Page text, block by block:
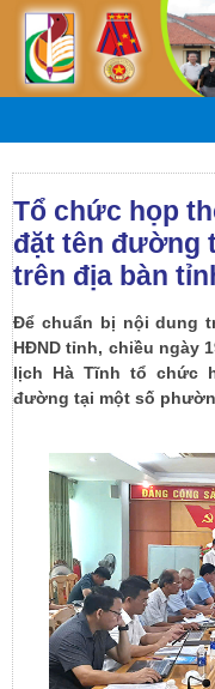
Tổ chức họp
đặt tên đường
trên địa bàn
Để chuẩn bị nội dung
HĐND tỉnh, chiều ngày
lịch Hà Tĩnh tổ chức
đường tại một số